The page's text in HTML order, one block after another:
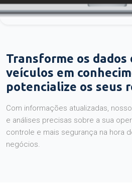
Transforme os dados
veículos em
potencialize os seus
Com informações atualizadas,
e análises precisas sobre a sua
controle e mais segurança na hora
negócios.